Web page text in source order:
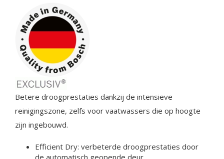
Betere droogprestaties dankzij de intensieve
reinigingszone, zelfs voor vaatwassers die op hoogte
zijn ingebouwd.
Efficient Dry: verbeterde droogprestaties door